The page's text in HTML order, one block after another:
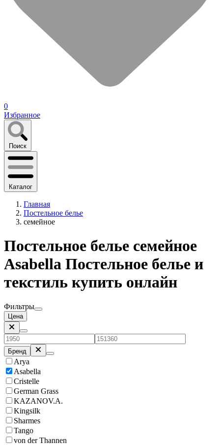
0
Избранное
Поиск
Каталог
Главная
Постельное белье
семейное
Постельное белье семейное
Asabella Постельное белье и
текстиль купить онлайн
Фильтры
Цена
Бренд
Arya
Asabella
Cristelle
German Grass
KAZANOV.A.
Kingsilk
Sharmes
Tango
von der Thannen